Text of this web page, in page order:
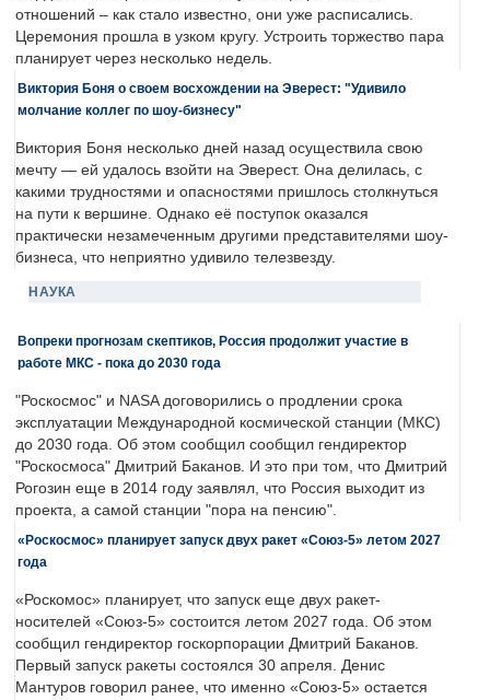
отношений – как стало известно, они уже расписались.
Церемония прошла в узком кругу. Устроить торжество пара
планирует через несколько недель.
Виктория Боня о своем восхождении на Эверест: "Удивило
молчание коллег по шоу-бизнесу"
Виктория Боня несколько дней назад осуществила свою
мечту — ей удалось взойти на Эверест. Она делилась, с
какими трудностями и опасностями пришлось столкнуться
на пути к вершине. Однако её поступок оказался
практически незамеченным другими представителями шоу-
бизнеса, что неприятно удивило телезвезду.
НАУКА
Вопреки прогнозам скептиков, Россия продолжит участие в
работе МКС - пока до 2030 года
"Роскосмос" и NASA договорились о продлении срока
эксплуатации Международной космической станции (МКС)
до 2030 года. Об этом сообщил сообщил гендиректор
"Роскосмоса" Дмитрий Баканов. И это при том, что Дмитрий
Рогозин еще в 2014 году заявлял, что Россия выходит из
проекта, а самой станции "пора на пенсию".
«Роскосмос» планирует запуск двух ракет «Союз-5» летом 2027
года
«Роскомос» планирует, что запуск еще двух ракет-
носителей «Союз-5» состоится летом 2027 года. Об этом
сообщил гендиректор госкорпорации Дмитрий Баканов.
Первый запуск ракеты состоялся 30 апреля. Денис
Мантуров говорил ранее, что именно «Союз-5» остается